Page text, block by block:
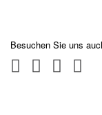
Besuchen Sie uns